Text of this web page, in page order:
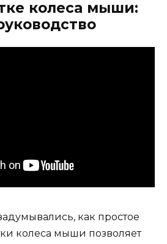
колеса мыши:
как простое
колеса мыши позволяет